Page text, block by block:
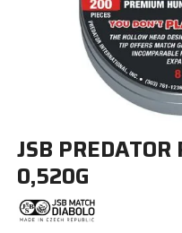
JSB
0,520G